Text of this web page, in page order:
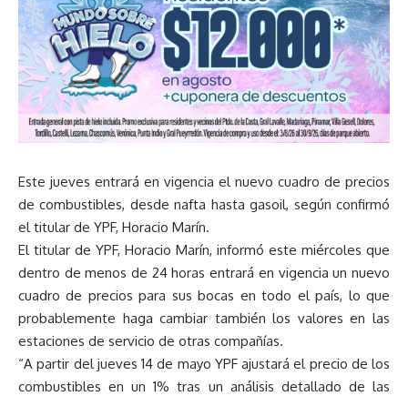
Este jueves entrará en vigencia el nuevo cuadro de precios
de combustibles, desde nafta hasta gasoil, según confirmó
el titular de YPF, Horacio Marín.
El titular de YPF, Horacio Marín, informó este miércoles que
dentro de menos de 24 horas entrará en vigencia un nuevo
cuadro de precios para sus bocas en todo el país, lo que
probablemente haga cambiar también los valores en las
estaciones de servicio de otras compañías.
“A partir del jueves 14 de mayo YPF ajustará el precio de los
combustibles en un 1% tras un análisis detallado de las